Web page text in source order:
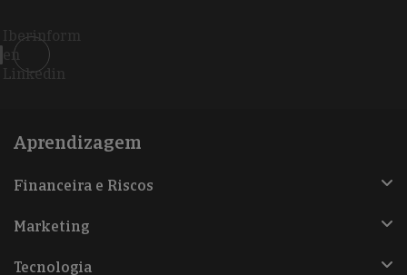
Iberinform
en
Linkedin
Aprendizagem
Financeira e Riscos
Marketing
Tecnologia